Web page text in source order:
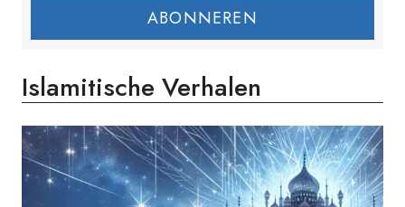
ABONNEREN
Islamitische Verhalen